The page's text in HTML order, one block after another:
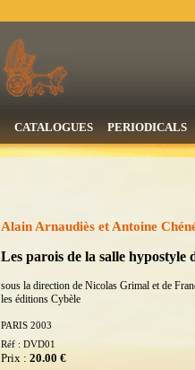
CATALOGUES PERIODICALS
Alain Arnaudiès et Antoine
Les parois de la salle hypostyle
sous la direction de Nicolas Grimal et de
les éditions Cybèle
PARIS 2003
Réf : DVD01
Prix : 20.00 €